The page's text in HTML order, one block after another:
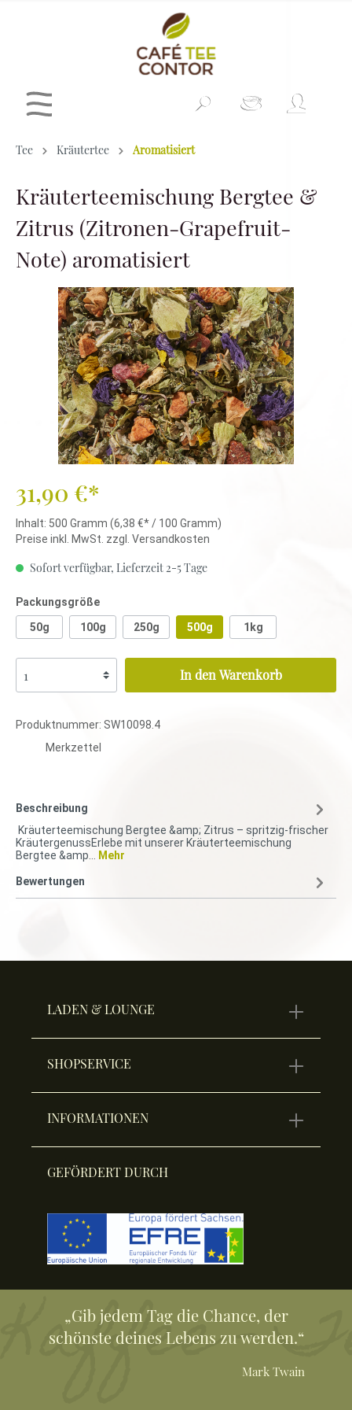
Tee Kräutertee Aromatisiert
Kräuterteemischung Bergtee &
Zitrus (Zitronen-Grapefruit-
Note) aromatisiert
31,90 €*
Inhalt: 500 Gramm (6,38 €* / 100 Gramm)
Preise inkl. MwSt. zzgl. Versandkosten
Sofort verfügbar, Lieferzeit 2-5 Tage
Packungsgröße
50g
100g 250g 500g 1kg
In den Warenkorb
Produktnummer: SW10098.4
Merkzettel
Beschreibung
Kräuterteemischung Bergtee &amp; Zitrus – spritzig-frischer
KräutergenussErlebe mit unserer Kräuterteemischung
Bergtee &amp…
Mehr
Bewertungen
LADEN & LOUNGE
GEFÖRDERT DURCH
SHOPSERVICE
INFORMATIONEN
„Gib jedem Tag die Chance, der
schönste deines Lebens zu werden.“
Mark Twain